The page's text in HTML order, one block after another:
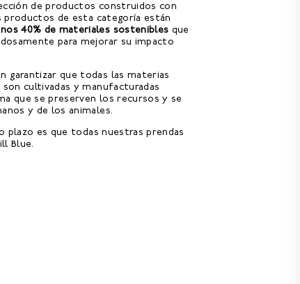
de productos construidos con
de esta categoría están
40% de materiales sostenibles que
para mejorar su impacto
garantizar que todas las materias
cultivadas y manufacturadas
que se preserven los recursos y se
y de los animales.
plazo es que todas nuestras prendas
Blue.